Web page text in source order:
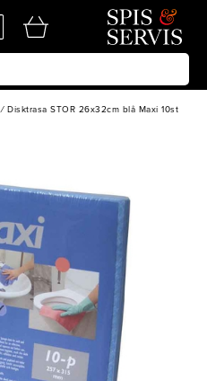
/ Disktrasa STOR 26x32cm blå Maxi 10st